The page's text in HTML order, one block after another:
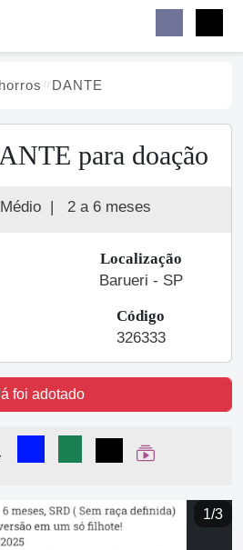
s DANTE
para doação
Médio | 2 a 6 meses
Localização
Barueri - SP
Código
326333
foi adotado
Compartilhar no Facebook
Compartilhar no
Compartilhar
Ver Web Story
1/3